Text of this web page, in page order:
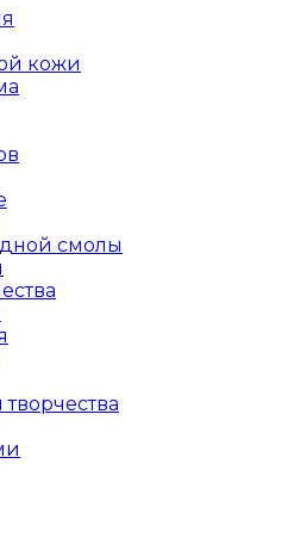
кожи
смолы